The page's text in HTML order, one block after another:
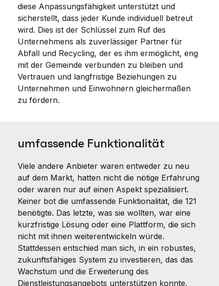
diese Anpassungsfähigkeit unterstützt und
sicherstellt, dass jeder Kunde individuell betreut
wird. Dies ist der Schlüssel zum Ruf des
Unternehmens als zuverlässiger Partner für
Abfall und Recycling, der es ihm ermöglicht, eng
mit der Gemeinde verbunden zu bleiben und
Vertrauen und langfristige Beziehungen zu
Unternehmen und Einwohnern gleichermaßen
zu fördern.
umfassende Funktionalität
Viele andere Anbieter waren entweder zu neu
auf dem Markt, hatten nicht die nötige Erfahrung
oder waren nur auf einen Aspekt spezialisiert.
Keiner bot die umfassende Funktionalität, die 121
benötigte. Das letzte, was sie wollten, war eine
kurzfristige Lösung oder eine Plattform, die sich
nicht mit ihnen weiterentwickeln würde.
Stattdessen entschied man sich, in ein robustes,
zukunftsfähiges System zu investieren, das das
Wachstum und die Erweiterung des
Dienstleistungsangebots unterstützen konnte.